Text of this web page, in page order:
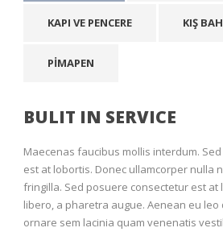
KAPI VE PENCERE KIŞ
PIMAPEN
BULIT IN SERVICE
Maecenas faucibus mollis interdum.
est at lobortis. Donec ullamcorper nulla
fringilla. Sed posuere consectetur est at
libero, a pharetra augue. Aenean eu leo
ornare sem lacinia quam venenatis